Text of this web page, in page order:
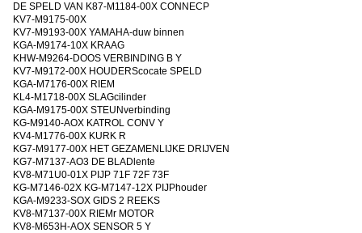
DE SPELD VAN K87-M1184-00X CONNECP
KV7-M9175-00X
KV7-M9193-00X YAMAHA-duw binnen
KGA-M9174-10X KRAAG
KHW-M9264-DOOS VERBINDING B Y
KV7-M9172-00X HOUDERScocate SPELD
KGA-M7176-00X RIEM
KL4-M1718-00X SLAGcilinder
KGA-M9175-00X STEUNverbinding
KG-M9140-AOX KATROL CONV Y
KV4-M1776-00X KURK R
KG7-M9177-00X HET GEZAMENLIJKE DRIJVEN
KG7-M7137-AO3 DE BLADlente
KV8-M71U0-01X PIJP 71F 72F 73F
KG-M7146-02X KG-M7147-12X PIJPhouder
KGA-M9233-SOX GIDS 2 REEKS
KV8-M7137-00X RIEMr MOTOR
KV8-M653H-AOX SENSOR 5 Y